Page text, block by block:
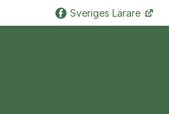
Sveriges Lärare